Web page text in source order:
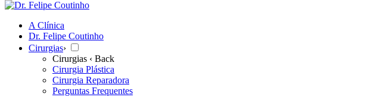
A Clínica
Dr. Felipe Coutinho
Cirurgias›
Cirurgias ‹ Back
Cirurgia Plástica
Cirurgia Reparadora
Perguntas Frequentes